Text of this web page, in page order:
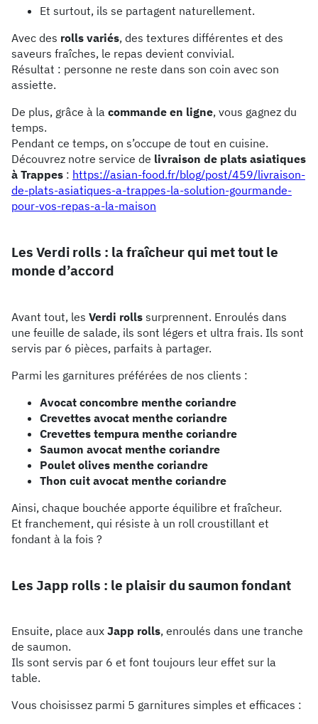
Et surtout, ils se partagent naturellement.
Avec des rolls variés, des textures différentes et des
saveurs fraîches, le repas devient convivial.
Résultat : personne ne reste dans son coin avec son
assiette.
De plus, grâce à la commande en ligne, vous gagnez du
temps.
Pendant ce temps, on s’occupe de tout en cuisine.
Découvrez notre service de livraison de plats asiatiques
à Trappes : https://asian-food.fr/blog/post/459/livraison-
de-plats-asiatiques-a-trappes-la-solution-gourmande-
pour-vos-repas-a-la-maison
Les Verdi rolls : la fraîcheur qui met tout le
monde d’accord
Avant tout, les Verdi rolls surprennent. Enroulés dans
une feuille de salade, ils sont légers et ultra frais. Ils sont
servis par 6 pièces, parfaits à partager.
Parmi les garnitures préférées de nos clients :
Avocat concombre menthe coriandre
Crevettes avocat menthe coriandre
Crevettes tempura menthe coriandre
Saumon avocat menthe coriandre
Poulet olives menthe coriandre
Thon cuit avocat menthe coriandre
Ainsi, chaque bouchée apporte équilibre et fraîcheur.
Et franchement, qui résiste à un roll croustillant et
fondant à la fois ?
Les Japp rolls : le plaisir du saumon fondant
Ensuite, place aux Japp rolls, enroulés dans une tranche
de saumon.
Ils sont servis par 6 et font toujours leur effet sur la
table.
Vous choisissez parmi 5 garnitures simples et efficaces :